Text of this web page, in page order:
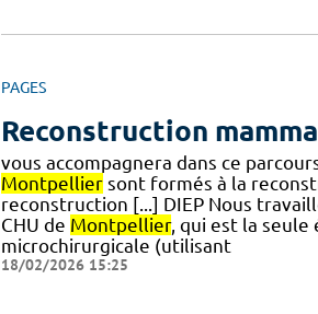
PAGES
Reconstruction
vous accompagnera dans ce
Montpelliersont formés à la
reconstruction [...] DIEP Nous
CHU de Montpellier, qui est la seule
microchirurgicale (utilisant
18/02/2026 15:25